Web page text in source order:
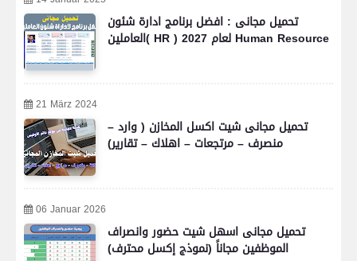
تحميل مجانى : افضل برنامج ادارة شئون
العاملين( HR ) لعام 2027 Human Resource
21 März 2024
تحميل مجانى شيت اكسل المخازن ( وارد –
منصرف – مرتجعات – اهلاك – تقارير)
06 Januar 2026
تحميل مجانى اسهل شيت حضور وانصراف
الموظفين مجاناً (نموذج إكسل محترف)